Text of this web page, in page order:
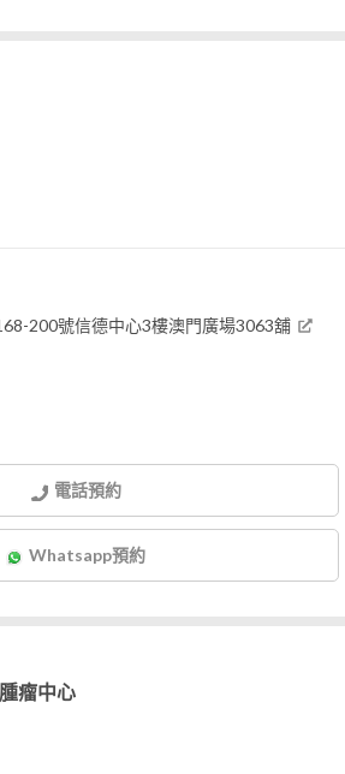
200號信德中心3樓澳門廣場3063舖
電話預約
Whatsapp預約
瘤中心